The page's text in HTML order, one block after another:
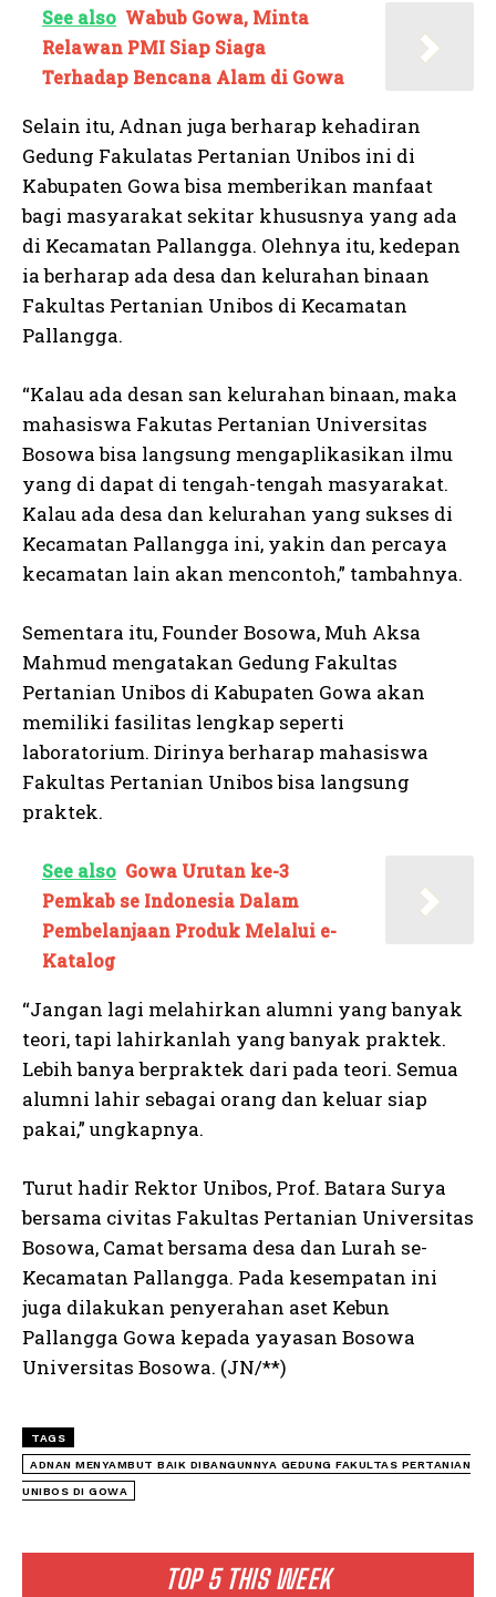
I WANT IN
See also Gowa Urutan ke-3 Pemkab se
TOP 5 THIS WEEK
See also Wabub Gowa, Minta
Relawan PMI Siap Siaga
Terhadap Bencana Alam di Gowa
Selain itu, Adnan juga berharap kehadiran
Gedung Fakulatas Pertanian Unibos ini di
Kabupaten Gowa bisa memberikan manfaat
bagi masyarakat sekitar khususnya yang ada
di Kecamatan Pallangga. Olehnya itu, kedepan
ia berharap ada desa dan kelurahan binaan
Fakultas Pertanian Unibos di Kecamatan
Pallangga.
“Kalau ada desan san kelurahan binaan, maka
mahasiswa Fakutas Pertanian Universitas
Bosowa bisa langsung mengaplikasikan ilmu
yang di dapat di tengah-tengah masyarakat.
Kalau ada desa dan kelurahan yang sukses di
Kecamatan Pallangga ini, yakin dan percaya
kecamatan lain akan mencontoh,” tambahnya.
Sementara itu, Founder Bosowa, Muh Aksa
Mahmud mengatakan Gedung Fakultas
Pertanian Unibos di Kabupaten Gowa akan
memiliki fasilitas lengkap seperti
laboratorium. Dirinya berharap mahasiswa
Fakultas Pertanian Unibos bisa langsung
praktek.
See also Gowa Urutan ke-3
Pemkab se Indonesia Dalam
Pembelanjaan Produk Melalui e-
Katalog
“Jangan lagi melahirkan alumni yang banyak
teori, tapi lahirkanlah yang banyak praktek.
Lebih banya berpraktek dari pada teori. Semua
alumni lahir sebagai orang dan keluar siap
pakai,” ungkapnya.
Turut hadir Rektor Unibos, Prof. Batara Surya
bersama civitas Fakultas Pertanian Universitas
Bosowa, Camat bersama desa dan Lurah se-
Kecamatan Pallangga. Pada kesempatan ini
juga dilakukan penyerahan aset Kebun
Pallangga Gowa kepada yayasan Bosowa
Universitas Bosowa. (JN/**)
TAGS
ADNAN MENYAMBUT BAIK DIBANGUNNYA GEDUNG FAKULTAS PERTANIAN
UNIBOS DI GOWA